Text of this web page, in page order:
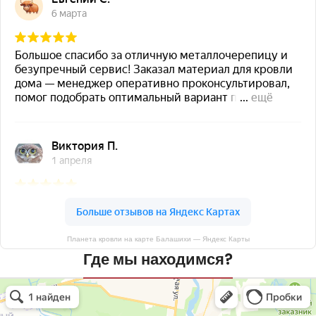
Планета кровли на карте Балашихи — Яндекс Карты
Где мы находимся?
Планета кровли
Кровля и кровельные материалы в Балашихе
Окна в Балашихе